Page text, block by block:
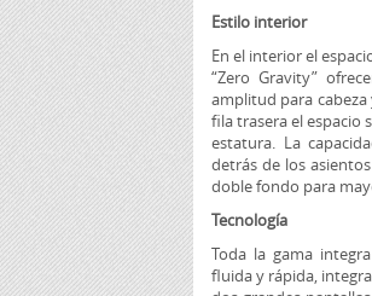
Estilo interior
En el interior el
“Zero Gravity”
amplitud para
fila trasera el espacio
estatura. La
detrás de los
doble fondo para
Tecnología
Toda la gama
fluida y rápida,